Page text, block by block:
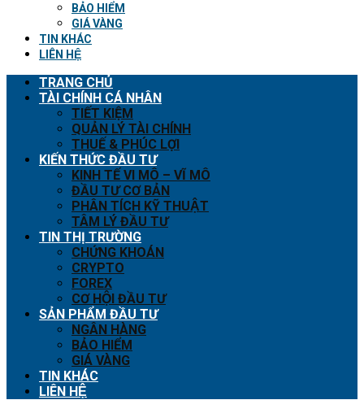
BẢO HIỂM
GIÁ VÀNG
TIN KHÁC
LIÊN HỆ
TRANG CHỦ
TÀI CHÍNH CÁ NHÂN
TIẾT KIỆM
QUẢN LÝ TÀI CHÍNH
THUẾ & PHÚC LỢI
KIẾN THỨC ĐẦU TƯ
KINH TẾ VI MÔ – VĨ MÔ
ĐẦU TƯ CƠ BẢN
PHÂN TÍCH KỸ THUẬT
TÂM LÝ ĐẦU TƯ
TIN THỊ TRƯỜNG
CHỨNG KHOÁN
CRYPTO
FOREX
CƠ HỘI ĐẦU TƯ
SẢN PHẨM ĐẦU TƯ
NGÂN HÀNG
BẢO HIỂM
GIÁ VÀNG
TIN KHÁC
LIÊN HỆ